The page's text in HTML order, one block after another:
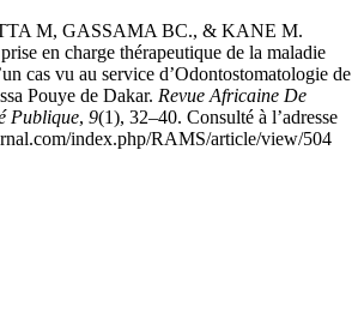
M, GASSAMA BC., & KANE M.
en charge thérapeutique de la maladie
cas vu au service d’Odontostomatologie de
Pouye de Dakar. Revue Africaine De
Publique, 9(1), 32–40. Consulté à l’adresse
index.php/RAMS/article/view/504